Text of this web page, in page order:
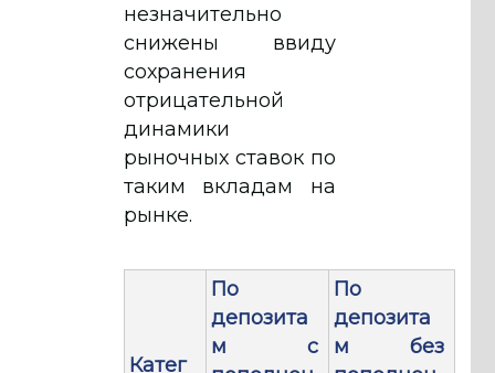
незначительно
снижены ввиду
сохранения
отрицательной
динамики
рыночных ставок по
таким вкладам на
рынке.
Катег
По
депозита
м с
По
депозита
м без